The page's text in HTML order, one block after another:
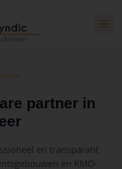
aan
partner in
en transparant
en KMO-